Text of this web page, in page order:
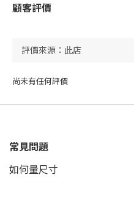
顧客評價
尚未有任何評價
常見問題
如何量尺寸